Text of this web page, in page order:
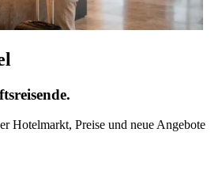
Hotelmarkt, Preise und neue Angebote